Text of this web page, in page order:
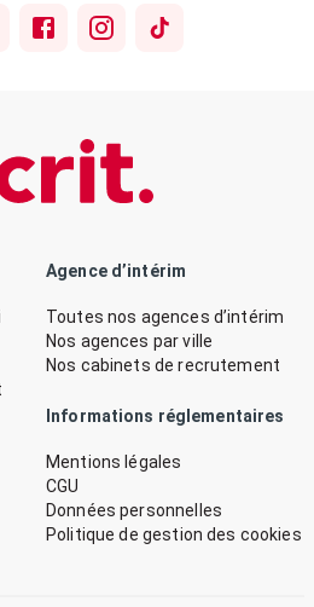
Agence d’intérim
Toutes nos agences d’intérim
Nos agences par ville
Nos cabinets de recrutement
Informations réglementaires
Mentions légales
CGU
Données personnelles
Politique de gestion des cookies